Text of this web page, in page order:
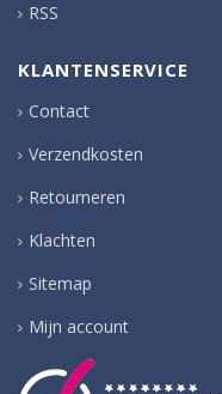
RSS
KLANTENSERVICE
Contact
Verzendkosten
Retourneren
Klachten
Sitemap
Mijn account